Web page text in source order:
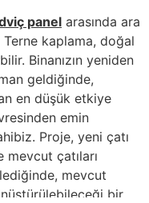
panel arasında ara
kaplama, doğal
Binanızın yeniden
geldiğinde,
en düşük etkiye
emin
Proje, yeni çatı
çatıları
mevcut
bir